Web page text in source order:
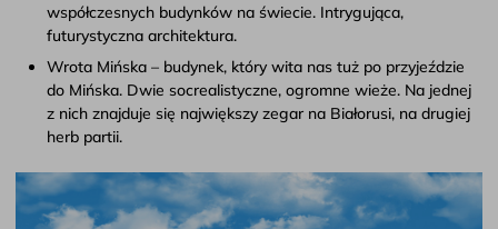
współczesnych budynków na świecie. Intrygująca,
futurystyczna architektura.
Wrota Mińska – budynek, który wita nas tuż po przyjeździe
do Mińska. Dwie socrealistyczne, ogromne wieże. Na jednej
z nich znajduje się największy zegar na Białorusi, na drugiej
herb partii.